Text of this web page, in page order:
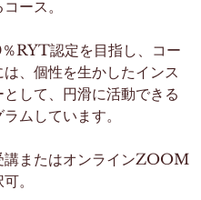
ース。
RYT認定を目指し、コー
は、個性を生かしたインス
として、円滑に活動できる
ムしています。
講またはオンラインZOOM
。